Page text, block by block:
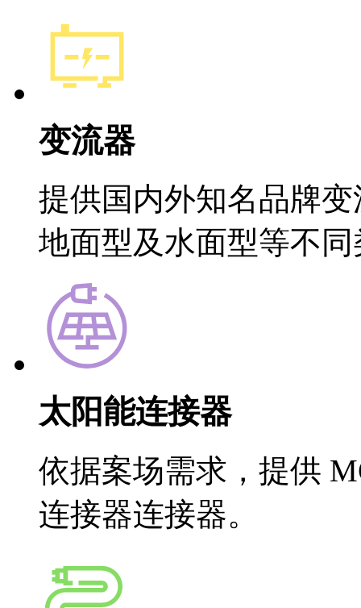
变流器
提供国内外知名品牌
地面型及水面型等不
太阳能连接器
依据案场需求，提供
连接器连接器。